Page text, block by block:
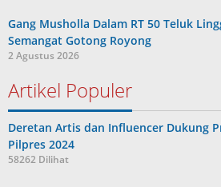
Gang Musholla Dalam RT 50 Teluk
Semangat Gotong Royong
2 Agustus 2026
Artikel Populer
Deretan Artis dan Influencer Dukung
Pilpres 2024
58262 Dilihat